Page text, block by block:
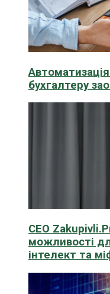
бухгалтеру
CEO
можливості
інтелект та